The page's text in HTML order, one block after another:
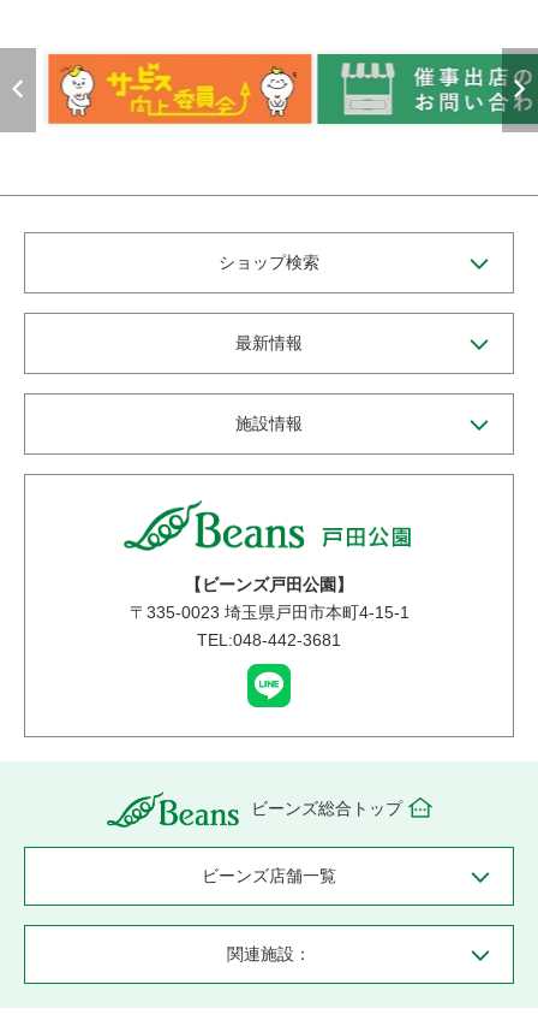
ショップ検索
最新情報
施設情報
【ビーンズ戸田公園】
〒 335-0023 埼玉県戸田市本町4-15-1
TEL:048-442-3681
ビーンズ総合トップ
ビーンズ店舗一覧
関連施設：